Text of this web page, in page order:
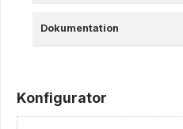
Dokumentation
Konfigurator